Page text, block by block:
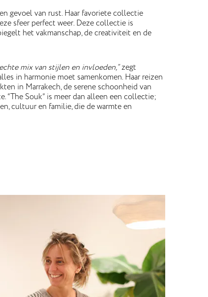
gevoel van rust. Haar favoriete collectie
sfeer perfect weer. Deze collectie is
het vakmanschap, de creativiteit en de
mix van stijlen en invloeden,”zegt
in harmonie moet samenkomen. Haar reizen
in Marrakech, de serene schoonheid van
“The Souk” is meer dan alleen een collectie;
cultuur en familie, die de warmte en